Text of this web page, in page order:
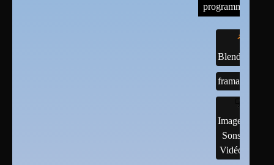
programmes
Blender
framasoft
Images,
Sons,
Vidéos